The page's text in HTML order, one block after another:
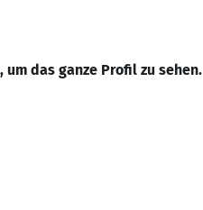
um das ganze Profil zu sehen.